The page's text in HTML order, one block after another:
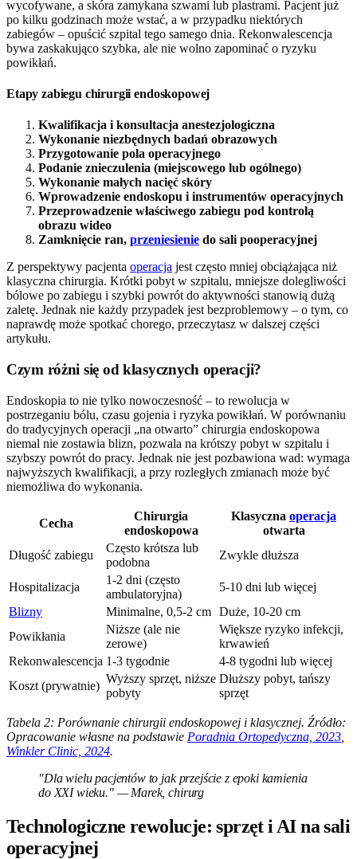
wycofywane, a skóra zamykana szwami lub plastrami. Pacjent już
po kilku godzinach może wstać, a w przypadku niektórych
zabiegów – opuścić szpital tego samego dnia. Rekonwalescencja
bywa zaskakująco szybka, ale nie wolno zapominać o ryzyku
powikłań.
Etapy zabiegu chirurgii endoskopowej
Kwalifikacja i konsultacja anestezjologiczna
Wykonanie niezbędnych badań obrazowych
Przygotowanie pola operacyjnego
Podanie znieczulenia (miejscowego lub ogólnego)
Wykonanie małych nacięć skóry
Wprowadzenie endoskopu i instrumentów operacyjnych
Przeprowadzenie właściwego zabiegu pod kontrolą
obrazu wideo
Zamknięcie ran, przeniesienie do sali pooperacyjnej
Z perspektywy pacjenta operacja jest często mniej obciążająca niż
klasyczna chirurgia. Krótki pobyt w szpitalu, mniejsze dolegliwości
bólowe po zabiegu i szybki powrót do aktywności stanowią dużą
zaletę. Jednak nie każdy przypadek jest bezproblemowy – o tym, co
naprawdę może spotkać chorego, przeczytasz w dalszej części
artykułu.
Czym różni się od klasycznych operacji?
Endoskopia to nie tylko nowoczesność – to rewolucja w
postrzeganiu bólu, czasu gojenia i ryzyka powikłań. W porównaniu
do tradycyjnych operacji „na otwarto” chirurgia endoskopowa
niemal nie zostawia blizn, pozwala na krótszy pobyt w szpitalu i
szybszy powrót do pracy. Jednak nie jest pozbawiona wad: wymaga
najwyższych kwalifikacji, a przy rozległych zmianach może być
niemożliwa do wykonania.
Cecha
Chirurgia
endoskopowa
Klasyczna operacja
otwarta
Długość zabiegu
Często krótsza lub
podobna
Zwykle dłuższa
Hospitalizacja
1-2 dni (często
ambulatoryjna)
5-10 dni lub więcej
Blizny
Minimalne, 0,5-2 cm Duże, 10-20 cm
Powikłania
Niższe (ale nie
zerowe)
Większe ryzyko infekcji,
krwawień
Rekonwalescencja 1-3 tygodnie
4-8 tygodni lub więcej
Koszt (prywatnie)
Wyższy sprzęt, niższe
pobyty
Dłuższy pobyt, tańszy
sprzęt
Tabela 2: Porównanie chirurgii endoskopowej i klasycznej. Źródło:
Opracowanie własne na podstawie Poradnia Ortopedyczna, 2023
Winkler Clinic, 2024.
"Dla wielu pacjentów to jak przejście z epoki kamienia
do XXI wieku." — Marek, chirurg
Technologiczne rewolucje: sprzęt i AI na sali
operacyjnej